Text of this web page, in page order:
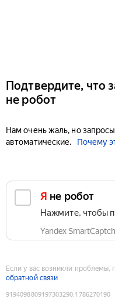
Подтвердите, что
не робот
Нам очень жаль, но
автоматические.
Почему
Я не робот
Нажмите, чтобы
Yandex
Если у вас возникли проблемы,
обратной связи
9194098809197303290:1786270190